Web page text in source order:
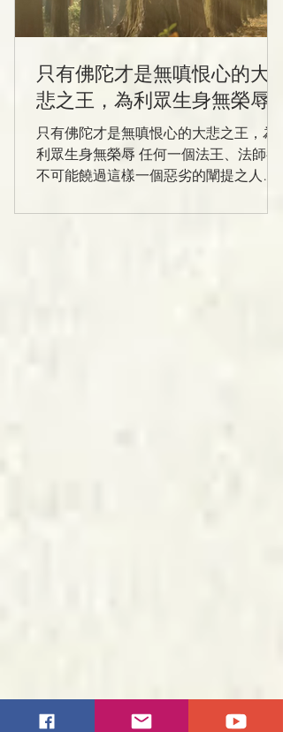
只有佛陀才是無嗔恨心的大
悲之王，為利眾生身無榮辱
只有佛陀才是無嗔恨心的大悲之王，為
利眾生身無榮辱 任何一個法王、法師都
不可能饒過這樣一個惡劣的闡提之人，
陀的至高境界，”從他誹任他謗，無為無